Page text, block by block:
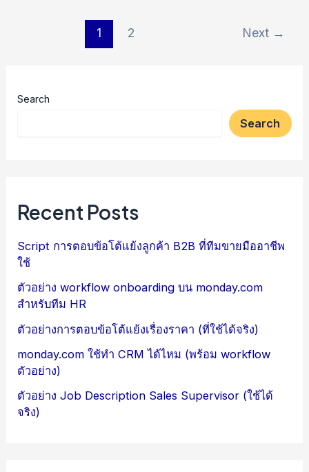
1 2 Next →
Search
Search
Recent Posts
Script การตอบข้อโต้แย้งลูกค้า B2B ที่ทีมขายมืออาชีพ
ใช้
ตัวอย่าง workflow onboarding บน monday.com
สำหรับทีม HR
ตัวอย่างการตอบข้อโต้แย้งเรื่องราคา (ที่ใช้ได้จริง)
monday.com ใช้ทำ CRM ได้ไหม (พร้อม workflow
ตัวอย่าง)
ตัวอย่าง Job Description Sales Supervisor (ใช้ได้
จริง)